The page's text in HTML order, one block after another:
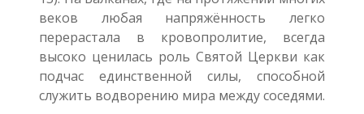
веков любая напряжённость легко
перерастала в кровопролитие, всегда
высоко ценилась роль Святой Церкви как
подчас единственной силы, способной
служить водворению мира между соседями.